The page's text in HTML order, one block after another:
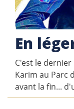
En
C'est le
Karim au Parc
avant la fin...